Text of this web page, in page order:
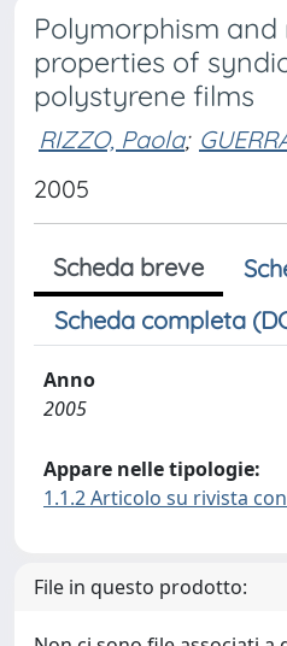
Polymorphism and
properties of
polystyrene films
RIZZO, Paola;
2005
Scheda breve
Scheda completa
Anno
2005
Appare nelle tipologie:
1.1.2 Articolo su rivista con
File in questo prodotto: